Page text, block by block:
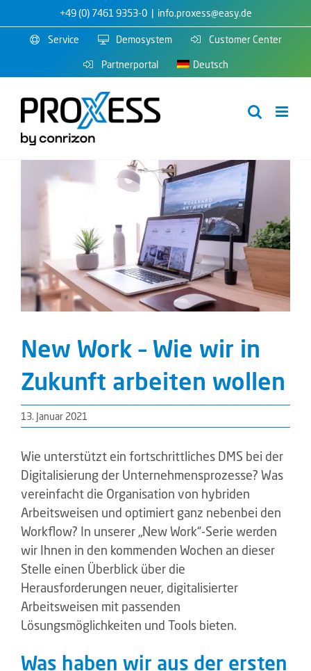
Inhalt
springen
+49 (0) 7461 9353-0 | info.proxess@easy.de
Service
Demosystem
Customer Center
Partnerportal
Deutsch
New Work – Wie wir in
Zukunft arbeiten wollen
13. Januar 2021
Wie unterstützt ein fortschrittliches DMS bei der
Digitalisierung der Unternehmensprozesse? Was
vereinfacht die Organisation von hybriden
Arbeitsweisen und optimiert ganz nebenbei den
Workflow? In unserer „New Work“-Serie werden
wir Ihnen in den kommenden Wochen an dieser
Stelle einen Überblick über die
Herausforderungen neuer, digitalisierter
Arbeitsweisen mit passenden
Lösungsmöglichkeiten und Tools bieten.
Was haben wir aus der ersten